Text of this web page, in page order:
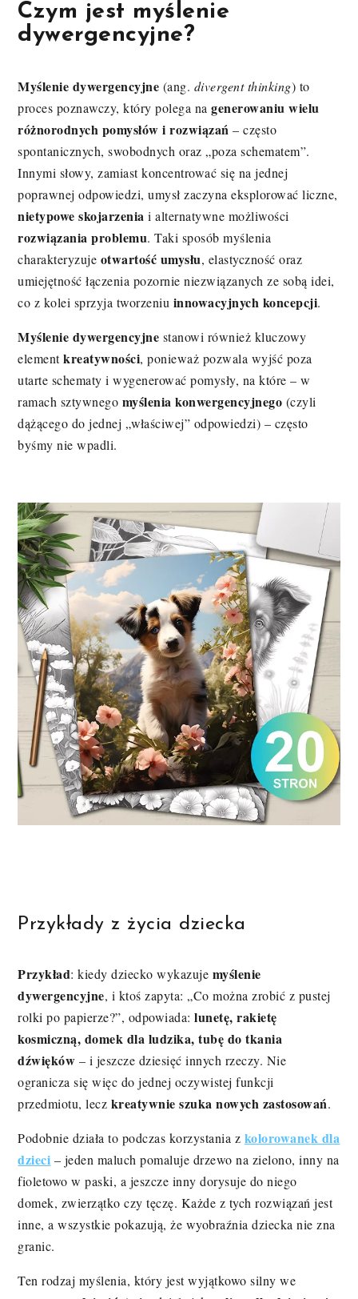
Czym jest myślenie
dywergencyjne?
Myślenie dywergencyjne (ang. divergent thinking) to
proces poznawczy, który polega nagenerowaniu wielu
różnorodnych pomysłów i rozwiązań – często
spontanicznych, swobodnych oraz „poza schematem”.
Innymi słowy, zamiast koncentrować się na jednej
poprawnej odpowiedzi, umysł zaczyna eksplorować liczne,
nietypowe skojarzenia i alternatywne możliwości
rozwiązania problemu. Taki sposób myślenia
charakteryzuje otwartość umysłu, elastyczność oraz
umiejętność łączenia pozornie niezwiązanych ze sobą idei,
co z kolei sprzyja tworzeniu innowacyjnych koncepcji.
Myślenie dywergencyjne stanowi również kluczowy
elementkreatywności, ponieważ pozwala wyjść poza
utarte schematy i wygenerować pomysły, na które – w
ramach sztywnego myślenia konwergencyjnego (czyli
dążącego do jednej „właściwej” odpowiedzi) – często
byśmy nie wpadli.
Przykłady z życia dziecka
Przykład: kiedy dziecko wykazuje myślenie
dywergencyjne, i ktoś zapyta: „Co można zrobić z pustej
rolki po papierze?”, odpowiada:lunetę, rakietę
kosmiczną, domek dla ludzika, tubę do tkania
dźwięków – i jeszcze dziesięć innych rzeczy. Nie
ogranicza się więc do jednej oczywistej funkcji
przedmiotu, lecz kreatywnie szuka nowych zastosowań.
Podobnie działa to podczas korzystania z kolorowanek dla
dzieci – jeden maluch pomaluje drzewo na zielono, inny na
fioletowo w paski, a jeszcze inny dorysuje do niego
domek, zwierzątko czy tęczę. Każde z tych rozwiązań jest
inne, a wszystkie pokazują, że wyobraźnia dziecka nie zna
granic.
Ten rodzaj myślenia, który jest wyjątkowo silny we